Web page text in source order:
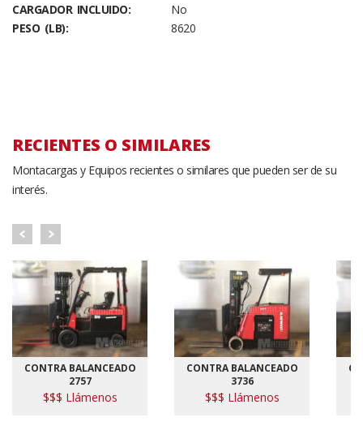
CARGADOR INCLUIDO:
No
PESO (LB):
8620
RECIENTES O SIMILARES
Montacargas y Equipos recientes o similares que pueden ser de su
interés.
CONTRA BALANCEADO
2757
$$$ Llámenos
CONTRA BALANCEADO
3736
$$$ Llámenos